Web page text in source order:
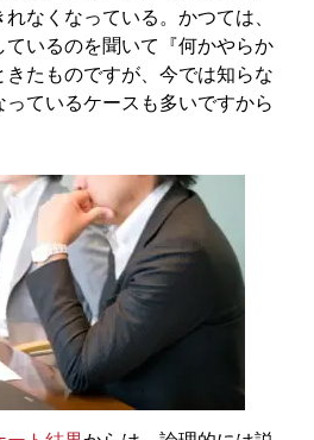
なくなっている。かつては、
ているのを聞いて『何かやらか
きたものですが、今では知らな
っているケースも多いですから